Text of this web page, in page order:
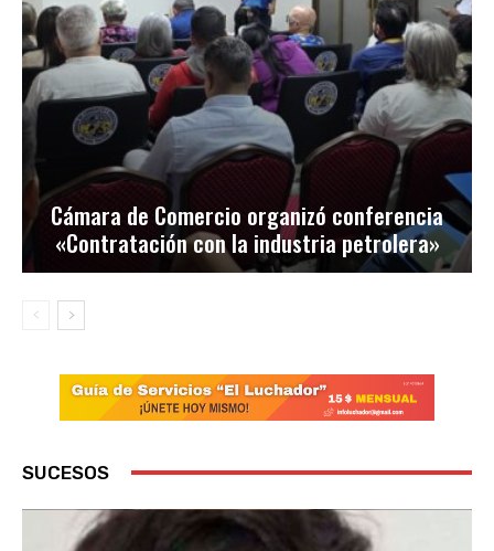
Cámara de Comercio organizó conferencia
«Contratación con la industria petrolera»
SUCESOS